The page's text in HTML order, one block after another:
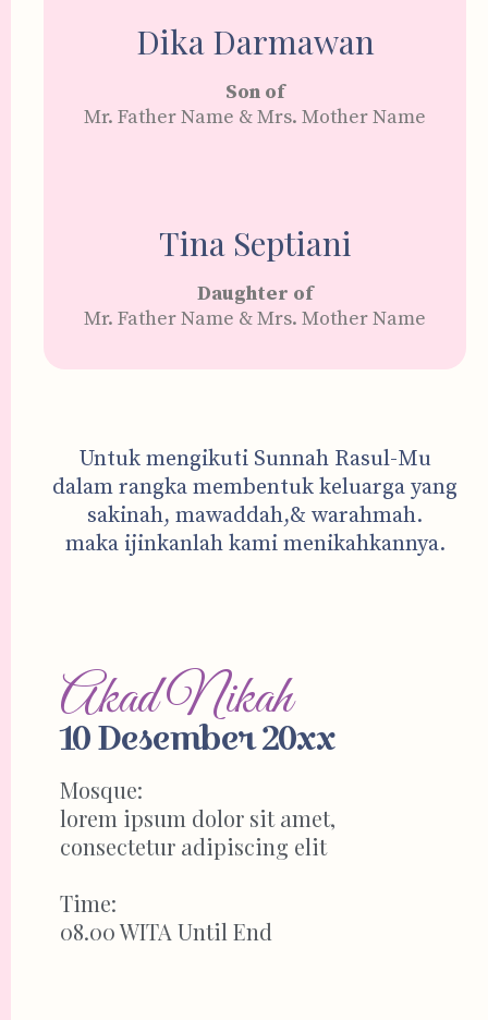
Dika Darmawan
Son of
Mr. Father Name & Mrs. Mother Name
Tina Septiani
Daughter of
Mr. Father Name & Mrs. Mother Name
Untuk mengikuti Sunnah Rasul-Mu
dalam rangka membentuk keluarga yang
sakinah, mawaddah,& warahmah.
maka ijinkanlah kami menikahkannya.
Akad Nikah
10 Desember 20xx
Mosque:
lorem ipsum dolor sit amet,
consectetur adipiscing elit
Time:
08.00 WITA Until End